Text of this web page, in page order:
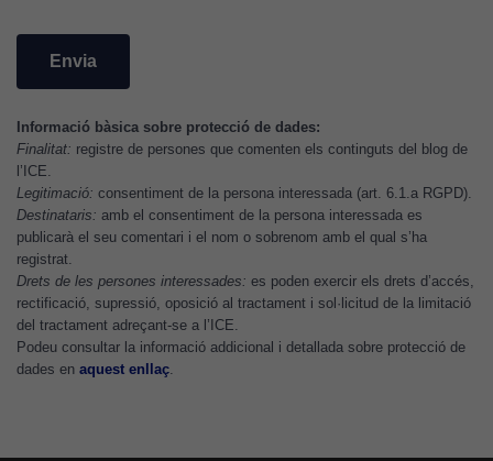
Informació bàsica sobre protecció de dades:
Finalitat: registre de persones que comenten els continguts del blog de
l’ICE.
Legitimació: consentiment de la persona interessada (art. 6.1.a RGPD).
Destinataris: amb el consentiment de la persona interessada es
publicarà el seu comentari i el nom o sobrenom amb el qual s’ha
registrat.
Drets de les persones interessades: es poden exercir els drets d’accés,
rectificació, supressió, oposició al tractament i sol·licitud de la limitació
del tractament adreçant-se a l’ICE.
Podeu consultar la informació addicional i detallada sobre protecció de
dades en aquest enllaç
funcionalitat
i l'estructura
del lloc
web, en
funció de
lloc web
s'utilitzi.